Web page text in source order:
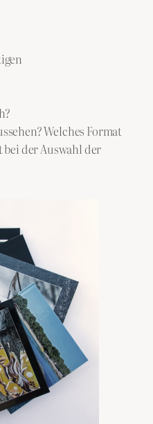
Welches Format
bei der Auswahl der